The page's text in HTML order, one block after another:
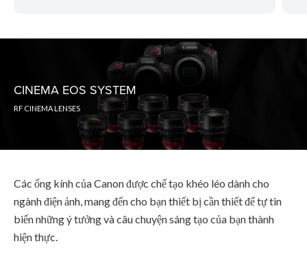
CINEMA EOS SYSTEM
RF CINEMA LENSES
Các ống kính của Canon được chế tạo khéo léo dành cho
ngành điện ảnh, mang đến cho bạn thiết bị cần thiết để tự tin
biến những ý tưởng và câu chuyện sáng tạo của bạn thành
hiện thực.